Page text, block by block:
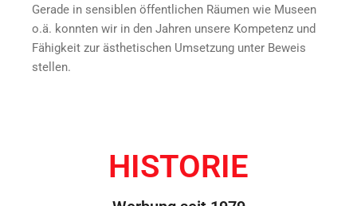
Gerade in sensiblen öffentlichen Räumen wie Museen
o.ä. konnten wir in den Jahren unsere Kompetenz und
Fähigkeit zur ästhetischen Umsetzung unter Beweis
stellen.
HISTORIE